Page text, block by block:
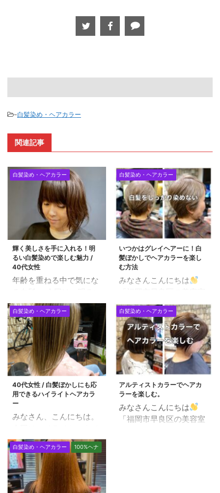
-白髪染め・ヘアカラー
関連記事
白髪染め・ヘアカラー
輝く美しさを手に入れる！明
るい白髪染めで楽しむ魅力 /
40代女性
年齢を重ねる中で気にな
白髪染めに焦点を当て、
白髪を楽しみながら輝か
せる方法についてお伝え
します。 目次 明るい白
髪染めの魅力 1. ナチュラ
ルな仕上がり： 2. 肌色
を明るく見せる： 3. 日
常の明るさを反映： 4.
色持ちが良い： 明るい白
ンの選定： 2. ヘアケア
メンテナンス： まとめ
明るい白髪染めの魅力 1.
ナチュラルな仕上がり：
明るい白髪染めは、ナチ
白髪染め・ヘアカラー
いつかはグレイヘアーに！白
髪ぼかしでヘアカラーを楽し
む方法
みなさんこんにちは
で働く美容師」田中で
す。 年齢を重ねるごと
に増える女性の悩み。 特
に１番のお悩みは「白
髪」かと思います。 チラ
ホラでてくるので余計に
気になりますが、いつか
のタイミングでいっその
こと全部真っ白にして、
グレイヘアーにしたいと
思われる方も多いのでは
白髪染め・ヘアカラー
40代女性 / 白髪ぼかしにも応
用できるハイライトヘアカラ
ー
みなさん、こんにちは。
ルのメンテナンスとハイ
ライトの入れ直しです。
前回のカラーから、かな
り時間が経過しています
ので、かなり毛先のダメ
白髪染め・ヘアカラー
アルティストカラーでヘアカ
ラーを楽しむ。
みなさんこんにちは
「福岡市早良区の美容室
白髪染め・ヘアカラー 100%ヘナ